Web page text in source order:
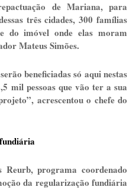
de Mariana, para
três cidades, 300 famílias
do imóvel onde elas moram
Mateus Simões.
beneficiadas só aqui nestas
mil pessoas que vão ter a sua
acrescentou o chefe do
programa coordenado
da regularização fundiária